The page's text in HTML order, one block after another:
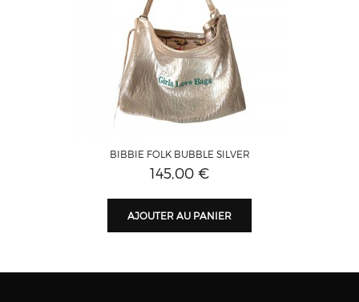
BIBBIE FOLK BUBBLE SILVER
145,00 €
AJOUTER AU PANIER